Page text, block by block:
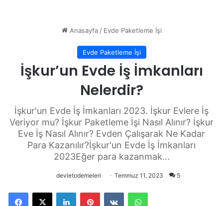
Anasayfa / Evde Paketleme İşi
Evde Paketleme İşi
İşkur’un Evde İş İmkanları
Nelerdir?
İşkur'un Evde İş İmkanları 2023. İşkur Evlere İş
Veriyor mu? İşkur Paketleme İşi Nasıl Alınır? İşkur
Eve İş Nasıl Alınır? Evden Çalışarak Ne Kadar
Para Kazanılır?İşkur'un Evde İş İmkanları
2023Eğer para kazanmak...
devletodemeleri Temmuz 11, 2023 5